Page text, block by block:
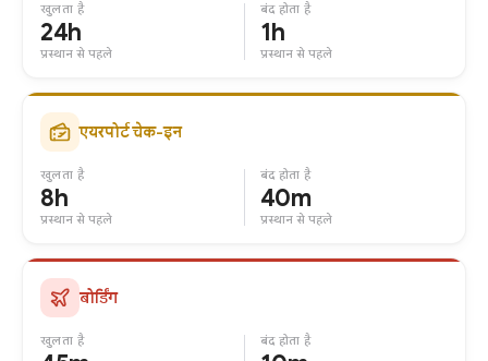
खुलता है
24h
प्रस्थान से पहले
बंद होता है
1h
प्रस्थान से पहले
एयरपोर्ट चेक-इन
खुलता है
8h
प्रस्थान से पहले
बंद होता है
40m
प्रस्थान से पहले
बोर्डिंग
खुलता है बंद होता है